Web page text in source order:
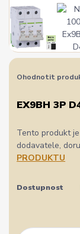
Ohodnotit
EX9BH 3P
Tento produkt
dodavatele,
PRODUKTU
Dostupnost